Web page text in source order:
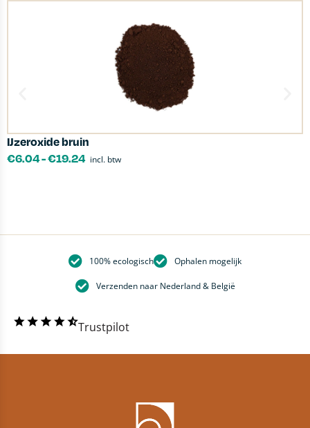
IJzeroxide bruin
€6.04-€19.24 incl. btw
100% ecologisch Ophalen mogelijk
Verzenden naar Nederland & België
Trustpilot